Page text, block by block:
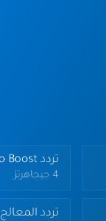
تردد Turbo Boost
4 جيجاهرتز
تردد المعالج